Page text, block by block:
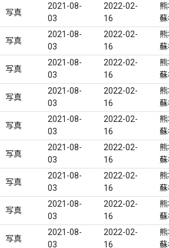
写真
2021-08-
03
2022-02-
16
写真
2021-08-
03
2022-02-
16
写真
2021-08-
03
2022-02-
16
写真
2021-08-
03
2022-02-
16
写真
2021-08-
03
2022-02-
16
写真
2021-08-
03
2022-02-
16
写真
2021-08-
03
2022-02-
16
写真
2021-08-
03
2022-02-
16
写真
2021-08-
03
2022-02-
16